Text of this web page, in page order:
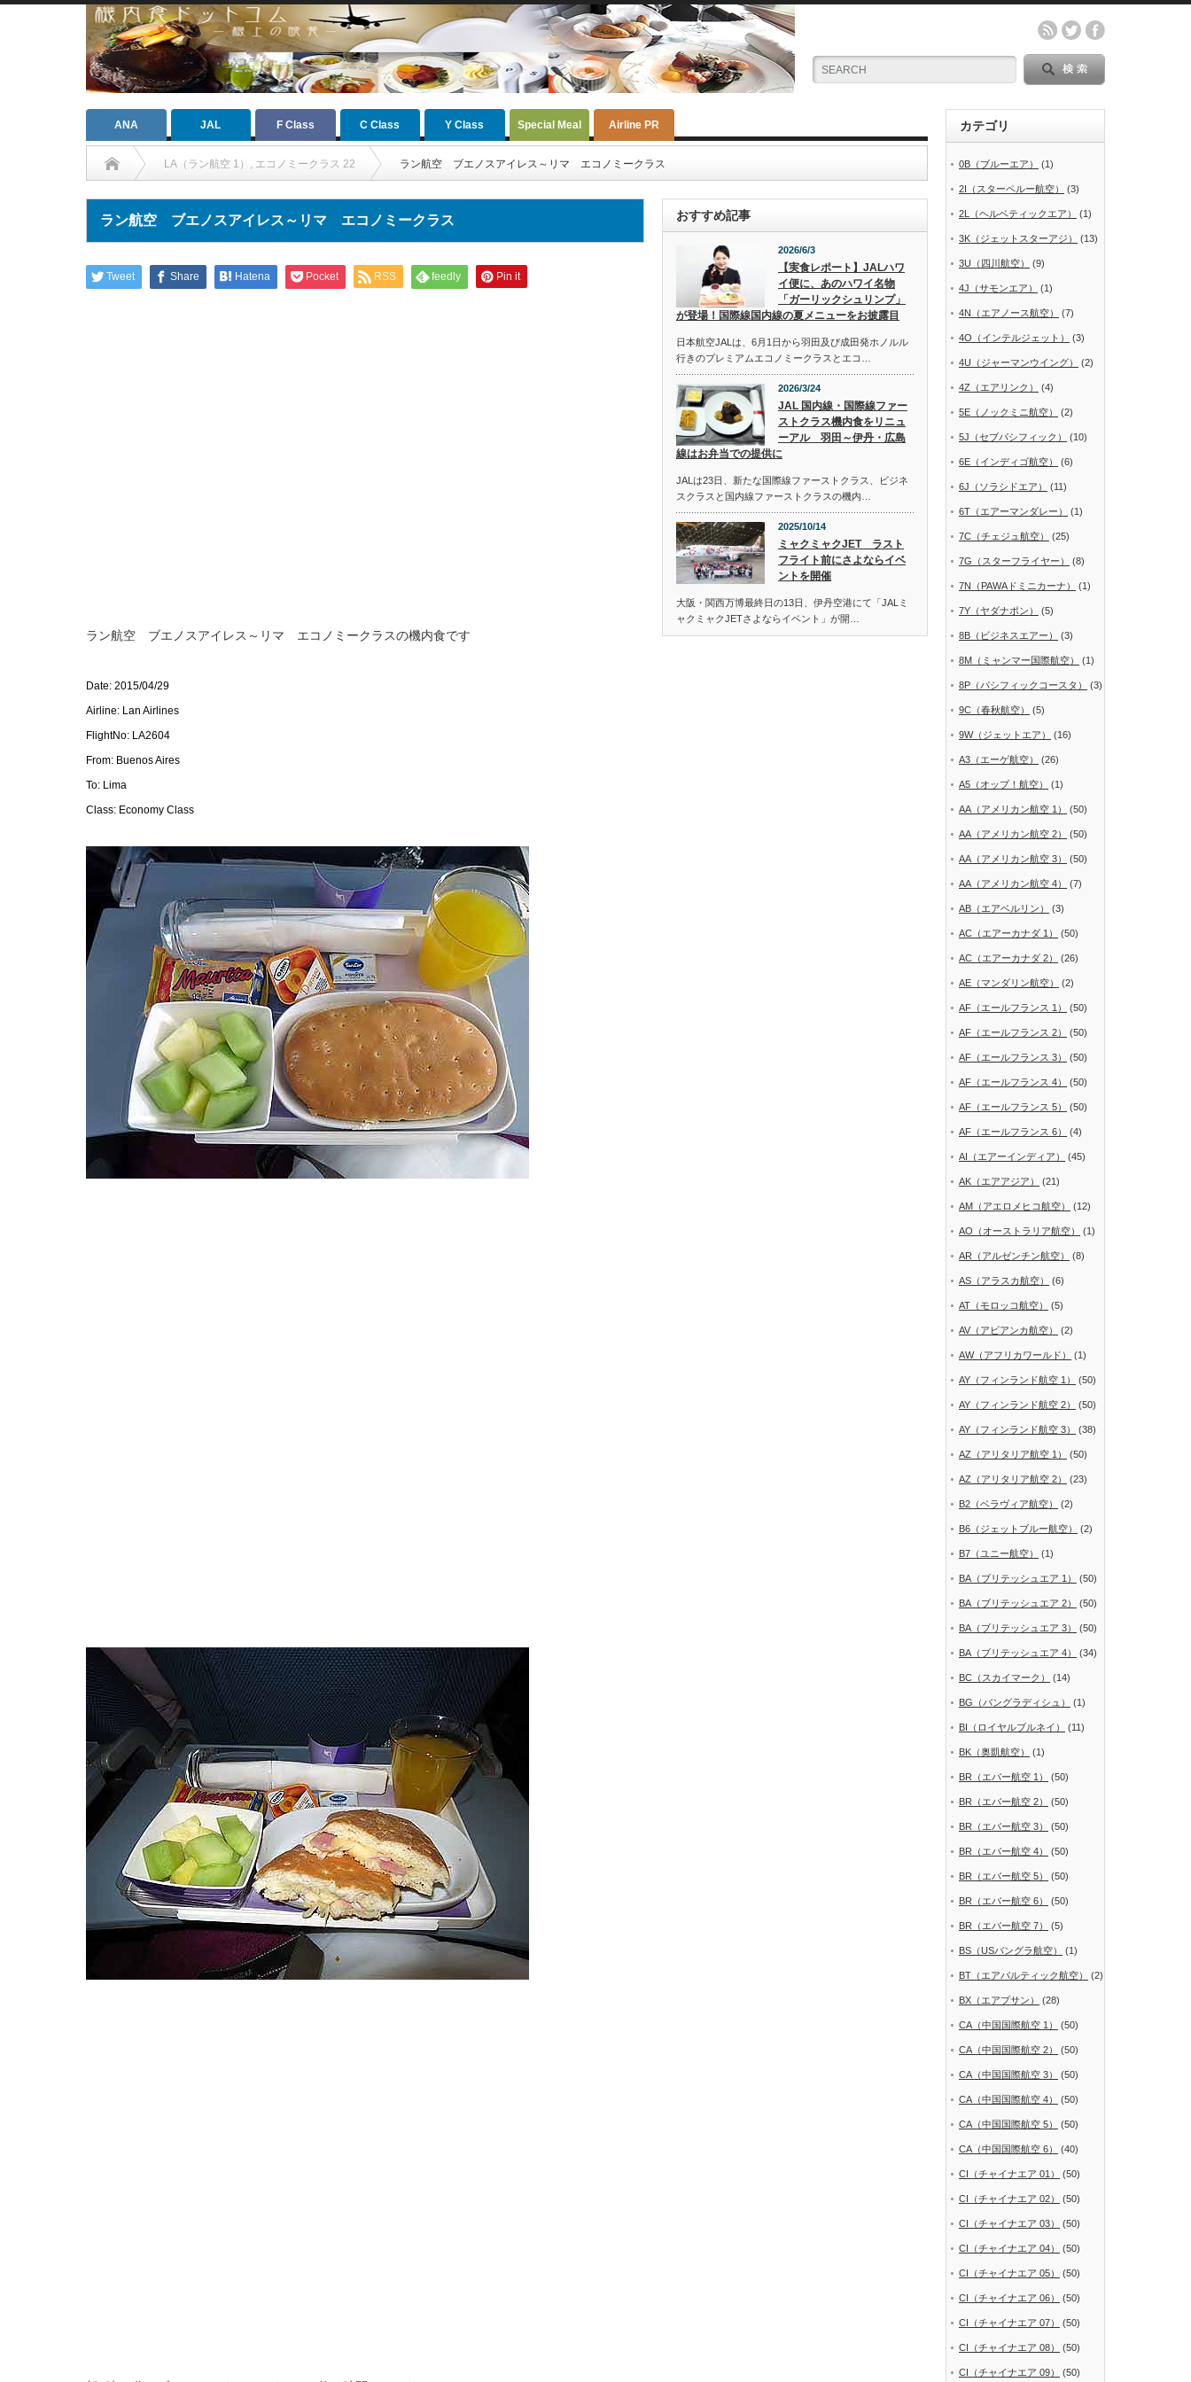
ANA JAL F Class C Class Y Class Special Meal Airline PR
LA（ラン航空 1） , エコノミークラス 22 ラン航空 ブエノスアイレス～リマ エコノミークラス
ラン航空 ブエノスアイレス～リマ エコノミークラス
Tweet Share Hatena Pocket RSS feedly Pin it
ラン航空 ブエノスアイレス～リマ エコノミークラスの機内食です
Date: 2015/04/29
Airline: Lan Airlines
FlightNo: LA2604
From: Buenos Aires
To: Lima
Class: Economy Class
おすすめ記事
2026/6/3
【実食レポート】JALハワ
イ便に、あのハワイ名物
「ガーリックシュリンプ」
が登場！国際線国内線の夏メニューをお披露目
日本航空JALは、6月1日から羽田及び成田発ホノルル
行きのプレミアムエコノミークラスとエコ…
2026/3/24
JAL 国内線・国際線ファー
ストクラス機内食をリニュ
ーアル 羽田～伊丹・広島
線はお弁当での提供に
JALは23日、新たな国際線ファーストクラス、ビジネ
スクラスと国内線ファーストクラスの機内…
2025/10/14
ミャクミャクJET ラスト
フライト前にさよならイベ
ントを開催
大阪・関西万博最終日の13日、伊丹空港にて「JALミ
ャクミャクJETさよならイベント」が開…
カテゴリ
0B（ブルーエア） (1)
2I（スターペルー航空） (3)
2L（ヘルベティックエア） (1)
3K（ジェットスターアジ） (13)
3U（四川航空） (9)
4J（サモンエア） (1)
4N（エアノース航空） (7)
4O（インテルジェット） (3)
4U（ジャーマンウイング） (2)
4Z（エアリンク） (4)
5E（ノックミニ航空） (2)
5J（セブパシフィック） (10)
6E（インディゴ航空） (6)
6J（ソラシドエア） (11)
6T（エアーマンダレー） (1)
7C（チェジュ航空） (25)
7G（スターフライヤー） (8)
7N（PAWAドミニカーナ） (1)
7Y（ヤダナポン） (5)
8B（ビジネスエアー） (3)
8M（ミャンマー国際航空） (1)
8P（パシフィックコースタ） (3)
9C（春秋航空） (5)
9W（ジェットエア） (16)
A3（エーゲ航空） (26)
A5（オップ！航空） (1)
AA（アメリカン航空 1） (50)
AA（アメリカン航空 2） (50)
AA（アメリカン航空 3） (50)
AA（アメリカン航空 4） (7)
AB（エアベルリン） (3)
AC（エアーカナダ 1） (50)
AC（エアーカナダ 2） (26)
AE（マンダリン航空） (2)
AF（エールフランス 1） (50)
AF（エールフランス 2） (50)
AF（エールフランス 3） (50)
AF（エールフランス 4） (50)
AF（エールフランス 5） (50)
AF（エールフランス 6） (4)
AI（エアーインディア） (45)
AK（エアアジア） (21)
AM（アエロメヒコ航空） (12)
AO（オーストラリア航空） (1)
AR（アルゼンチン航空） (8)
AS（アラスカ航空） (6)
AT（モロッコ航空） (5)
AV（アビアンカ航空） (2)
AW（アフリカワールド） (1)
AY（フィンランド航空 1） (50)
AY（フィンランド航空 2） (50)
AY（フィンランド航空 3） (38)
AZ（アリタリア航空 1） (50)
AZ（アリタリア航空 2） (23)
B2（ベラヴィア航空） (2)
B6（ジェットブルー航空） (2)
B7（ユニー航空） (1)
BA（ブリテッシュエア 1） (50)
BA（ブリテッシュエア 2） (50)
BA（ブリテッシュエア 3） (50)
BA（ブリテッシュエア 4） (34)
BC（スカイマーク） (14)
BG（バングラディシュ） (1)
BI（ロイヤルブルネイ） (11)
BK（奥凱航空） (1)
BR（エバー航空 1） (50)
BR（エバー航空 2） (50)
BR（エバー航空 3） (50)
BR（エバー航空 4） (50)
BR（エバー航空 5） (50)
BR（エバー航空 6） (50)
BR（エバー航空 7） (5)
BS（USバングラ航空） (1)
BT（エアバルティック航空） (2)
BX（エアプサン） (28)
CA（中国国際航空 1） (50)
CA（中国国際航空 2） (50)
CA（中国国際航空 3） (50)
CA（中国国際航空 4） (50)
CA（中国国際航空 5） (50)
CA（中国国際航空 6） (40)
CI（チャイナエア 01） (50)
CI（チャイナエア 02） (50)
CI（チャイナエア 03） (50)
CI（チャイナエア 04） (50)
CI（チャイナエア 05） (50)
CI（チャイナエア 06） (50)
CI（チャイナエア 07） (50)
CI（チャイナエア 08） (50)
CI（チャイナエア 09） (50)